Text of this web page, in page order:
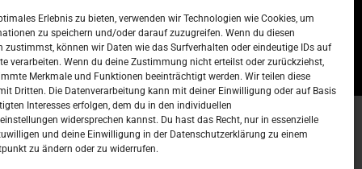
Erlebnis zu bieten, verwenden wir Technologien wie Cookies, um
zu speichern und/oder darauf zuzugreifen. Wenn du diesen
zustimmst, können wir Daten wie das Surfverhalten oder eindeutige IDs auf
verarbeiten. Wenn du deine Zustimmung nicht erteilst oder zurückziehst,
Merkmale und Funktionen beeinträchtigt werden. Wir teilen diese
Dritten. Die Datenverarbeitung kann mit deiner Einwilligung oder auf Basis
Interesses erfolgen, dem du in den individuellen
widersprechen kannst. Du hast das Recht, nur in essenzielle
und deine Einwilligung in der Datenschutzerklärung zu einem
zu ändern oder zu widerrufen.
15. Oktober 2022 Redakcija
–
Kalendar